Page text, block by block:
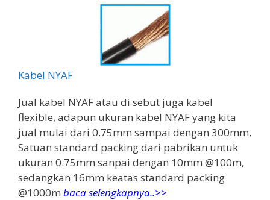
Kabel NYAF
Jual kabel NYAF atau di sebut juga kabel
flexible, adapun ukuran kabel NYAF yang kita
jual mulai dari 0.75mm sampai dengan 300mm,
Satuan standard packing dari pabrikan untuk
ukuran 0.75mm sanpai dengan 10mm @100m,
sedangkan 16mm keatas standard packing
@1000m baca selengkapnya..>>